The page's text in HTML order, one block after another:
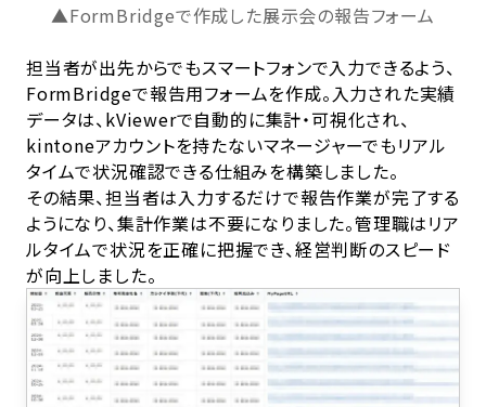
▲FormBridgeで作成した展示会の報告フォーム
担当者が出先からでもスマートフォンで入力できるよう、
FormBridgeで報告用フォームを作成。入力された実績
データは、kViewerで自動的に集計・可視化され、
kintoneアカウントを持たないマネージャーでもリアル
タイムで状況確認できる仕組みを構築しました。
その結果、担当者は入力するだけで報告作業が完了する
ようになり、集計作業は不要になりました。管理職はリア
ルタイムで状況を正確に把握でき、経営判断のスピード
が向上しました。